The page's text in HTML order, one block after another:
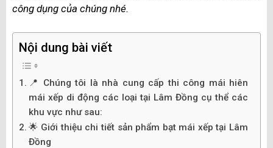
công dụng của chúng nhé.
Nội dung bài viết
📍 Chúng tôi là nhà cung cấp thi công mái hiên
mái xếp di động các loại tại Lâm Đồng cụ thể các
khu vực như sau:
🌟 Giới thiệu chi tiết sản phẩm bạt mái xếp tại Lâm
Đồng